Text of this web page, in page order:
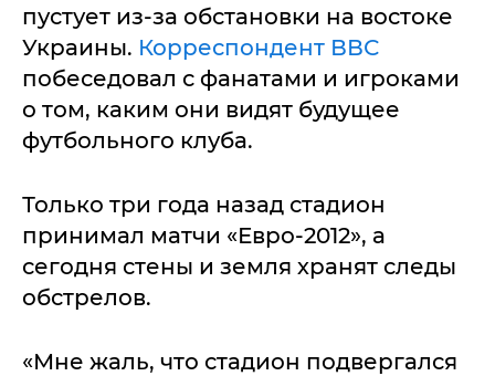
пустует из-за обстановки на востоке
Украины. Корреспондент ВВС
побеседовал с фанатами и игроками
о том, каким они видят будущее
футбольного клуба.
Только три года назад стадион
принимал матчи «Евро-2012», а
сегодня стены и земля хранят следы
обстрелов.
«Мне жаль, что стадион подвергался